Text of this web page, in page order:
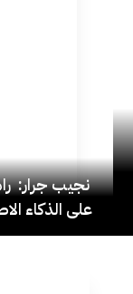
نجيب جرار:
على الذكاء